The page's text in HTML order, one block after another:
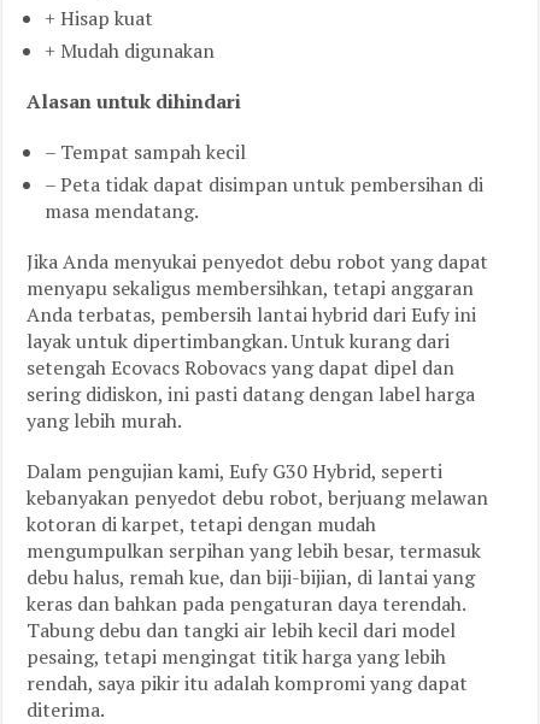
+ Hisap kuat
+ Mudah digunakan
Alasan untuk dihindari
– Tempat sampah kecil
– Peta tidak dapat disimpan untuk pembersihan di
masa mendatang.
Jika Anda menyukai penyedot debu robot yang dapat
menyapu sekaligus membersihkan, tetapi anggaran
Anda terbatas, pembersih lantai hybrid dari Eufy ini
layak untuk dipertimbangkan. Untuk kurang dari
setengah Ecovacs Robovacs yang dapat dipel dan
sering didiskon, ini pasti datang dengan label harga
yang lebih murah.
Dalam pengujian kami, Eufy G30 Hybrid, seperti
kebanyakan penyedot debu robot, berjuang melawan
kotoran di karpet, tetapi dengan mudah
mengumpulkan serpihan yang lebih besar, termasuk
debu halus, remah kue, dan biji-bijian, di lantai yang
keras dan bahkan pada pengaturan daya terendah.
Tabung debu dan tangki air lebih kecil dari model
pesaing, tetapi mengingat titik harga yang lebih
rendah, saya pikir itu adalah kompromi yang dapat
diterima.